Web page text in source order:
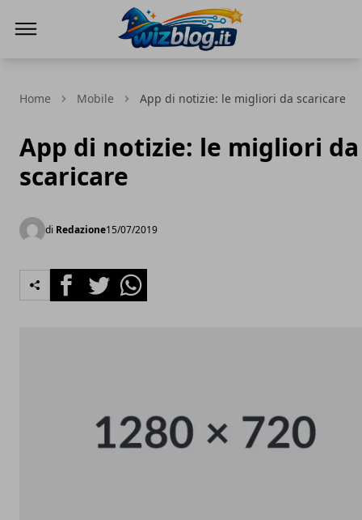
Home Mobile App di notizie: le migliori da scaricare
App di notizie: le migliori da
scaricare
di Redazione15/07/2019
FacebookTwitterWhatsapp